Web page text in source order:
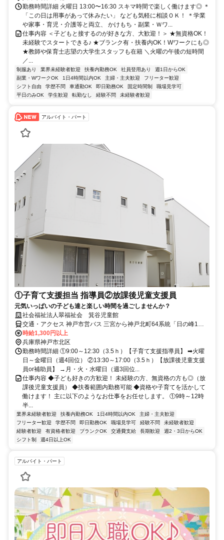
勤務時間詳細 火曜日 13:00〜16:30 スキマ時間で楽しく働けます◎ ＊
「この日は用事があって休みたい」 なども気軽に相談ＯＫ！ ＊学業
や家事・育児・介護等と両立、 かけもち・副業・Ｗワ...
仕事内容 ＜子どもと接するのが好きな方、大歓迎！＞ ★無資格OK！
未経験でスタートできる♪ ★ブランク有・扶養内OK！Wワークにも◎
★教師や保育士志望の大学生スタッフも在籍 ＼火曜の午後の短時間
／...
制服あり 業界未経験者歓迎 扶養内勤務OK 社員登用あり
週1日からOK
副業・WワークOK
1日4時間以内OK 主婦・主夫歓迎
フリーター歓迎
シフト自由
学歴不問 車通勤OK 即日勤務OK 固定時間制
職場見学可
平日のみOK
学生歓迎 転勤なし 経験不問 未経験者歓迎
アルバイト・パート
①子育て支援担当 指導員②放課後児童支援員
元気いっぱいの子ども達と楽しい時間を過ごしませんか？
社会福祉法人翠福祉会 箕谷児童館
交通・アクセス 神戸市営バス 三宮から神戸北町64系統「日の峰1丁
目」バス停から徒歩5分 神鉄「箕谷」駅～徒歩12分
時給1,300円以上
兵庫県神戸市北区
勤務時間詳細 ①9:00～12:30（3.5ｈ）【子育て支援指導員】 ➡火曜
日～金曜日（週4回位） ②13:30～17:00（3.5ｈ）【放課後児童支援
員or補助員】 →月・火・水曜日（週3回位...
仕事内容 ◆子ども好きの方歓迎！ 未経験の方、無資格の方も◎（放
課後児童支援員） ◆扶養範囲内勤務可能 ◆資格や子育てを活かして
働けます！ 主に以下のようなお仕事をお任せします。 ①9時～12時
半...
業界未経験者歓迎 扶養内勤務OK 1日4時間以内OK
主婦・主夫歓迎
フリーター歓迎
学歴不問 即日勤務OK 職場見学可 経験不問
未経験者歓迎
経験者歓迎
有資格者歓迎 ブランクOK 交通費支給 長期歓迎
週2・3日からOK
シフト制
週4日以上OK
アルバイト・パート